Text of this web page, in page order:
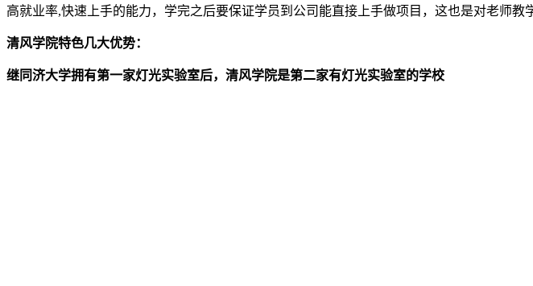
高就业率,快速上手的能力，学完之后要保证学员到公司能直接上手做项目，这也是对老师
清风学院特色几大优势：
继同济大学拥有第一家灯光实验室后，清风学院是第二家有灯光实验室的学校